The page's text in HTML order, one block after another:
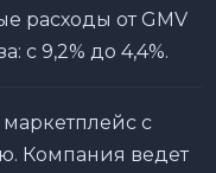
расходы от GMV
с 9,2% до 4,4%.
с
Компания ведет